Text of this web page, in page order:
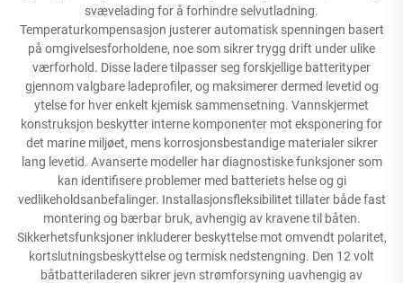
svævelading for å forhindre selvutladning.
Temperaturkompensasjon justerer automatisk spenningen basert
på omgivelsesforholdene, noe som sikrer trygg drift under ulike
værforhold. Disse ladere tilpasser seg forskjellige batterityper
gjennom valgbare ladeprofiler, og maksimerer dermed levetid og
ytelse for hver enkelt kjemisk sammensetning. Vannskjermet
konstruksjon beskytter interne komponenter mot eksponering for
det marine miljøet, mens korrosjonsbestandige materialer sikrer
lang levetid. Avanserte modeller har diagnostiske funksjoner som
kan identifisere problemer med batteriets helse og gi
vedlikeholdsanbefalinger. Installasjonsfleksibilitet tillater både fast
montering og bærbar bruk, avhengig av kravene til båten.
Sikkerhetsfunksjoner inkluderer beskyttelse mot omvendt polaritet,
kortslutningsbeskyttelse og termisk nedstengning. Den 12 volt
båtbatteriladeren sikrer jevn strømforsyning uavhengig av